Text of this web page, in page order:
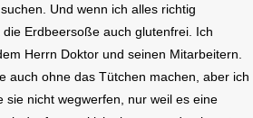
Und wenn ich alles richtig
Erdbeersoße auch glutenfrei. Ich
Herrn Doktor und seinen Mitarbeitern.
auch ohne das Tütchen machen, aber ich
sie nicht wegwerfen, nur weil es eine